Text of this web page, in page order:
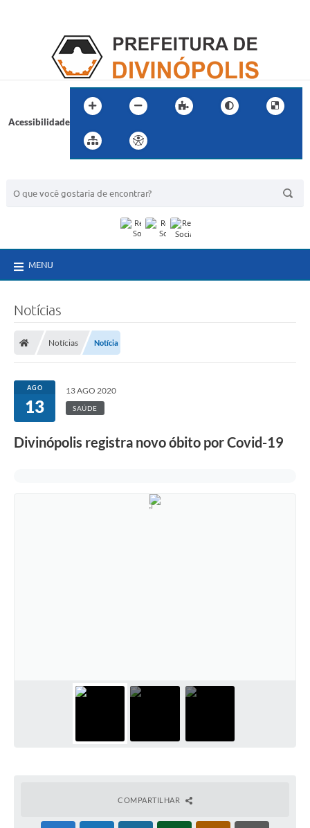
Acessibilidade
MENU
Notícias
Notícias Notícia
AGO
13
13 AGO 2020
SAÚDE
Divinópolis registra novo óbito por Covid-19
COMPARTILHAR